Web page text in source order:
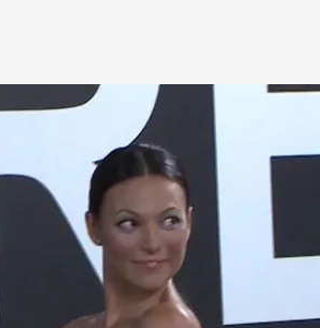
cuatro.com
por acusarle de
en una escuela de Blanes